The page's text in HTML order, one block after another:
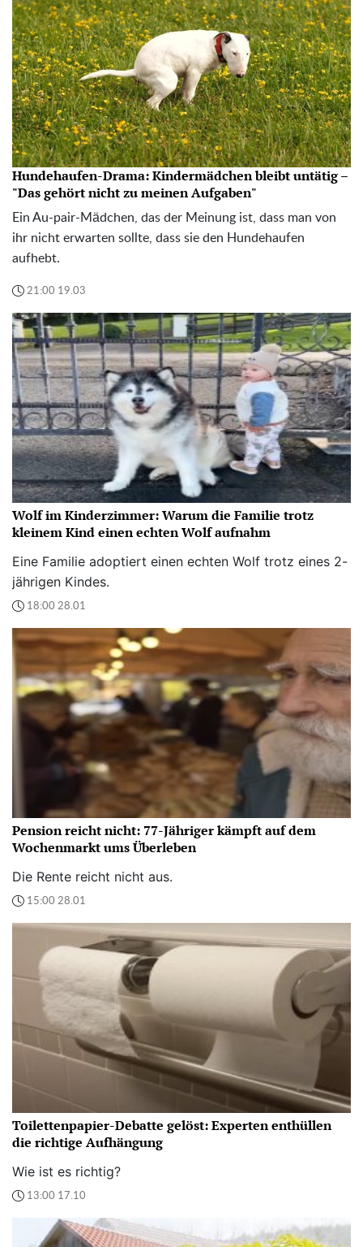
Hundehaufen-Drama: Kindermädchen bleibt untätig –
"Das gehört nicht zu meinen Aufgaben"
Ein Au-pair-Mädchen, das der Meinung ist, dass man von
ihr nicht erwarten sollte, dass sie den Hundehaufen
aufhebt.
21:00 19.03
Wolf im Kinderzimmer: Warum die Familie trotz
kleinem Kind einen echten Wolf aufnahm
Eine Familie adoptiert einen echten Wolf trotz eines 2-
jährigen Kindes.
18:00 28.01
Pension reicht nicht: 77-Jähriger kämpft auf dem
Wochenmarkt ums Überleben
Die Rente reicht nicht aus.
15:00 28.01
Toilettenpapier-Debatte gelöst: Experten enthüllen
die richtige Aufhängung
Wie ist es richtig?
13:00 17.10